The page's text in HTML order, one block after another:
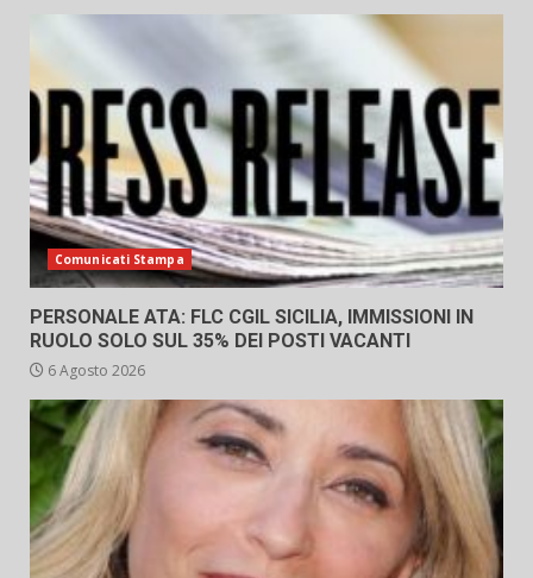
Comunicati Stampa
PERSONALE ATA: FLC CGIL SICILIA, IMMISSIONI IN
RUOLO SOLO SUL 35% DEI POSTI VACANTI
6 Agosto 2026